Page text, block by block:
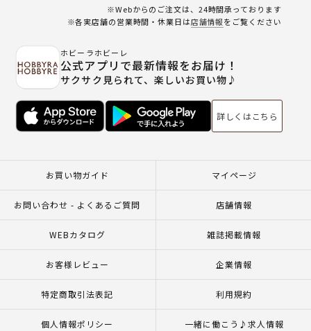
※Webからのご注文は、24時間承っております
※各実店舗の営業時間・休業日は店舗情報をご覧ください
ホビーラホビーレ
公式アプリで最新情報をお届け！
サクサク見られて、楽しいお買い物♪
詳しくはこちら
お買い物ガイド マイページ
お問い合わせ - よくあるご質問 店舗情報
WEBカタログ 雑誌掲載情報
お客様レビュー 企業情報
特定商取引法表記 利用規約
個人情報ポリシー 一緒に働こう♪求人情報